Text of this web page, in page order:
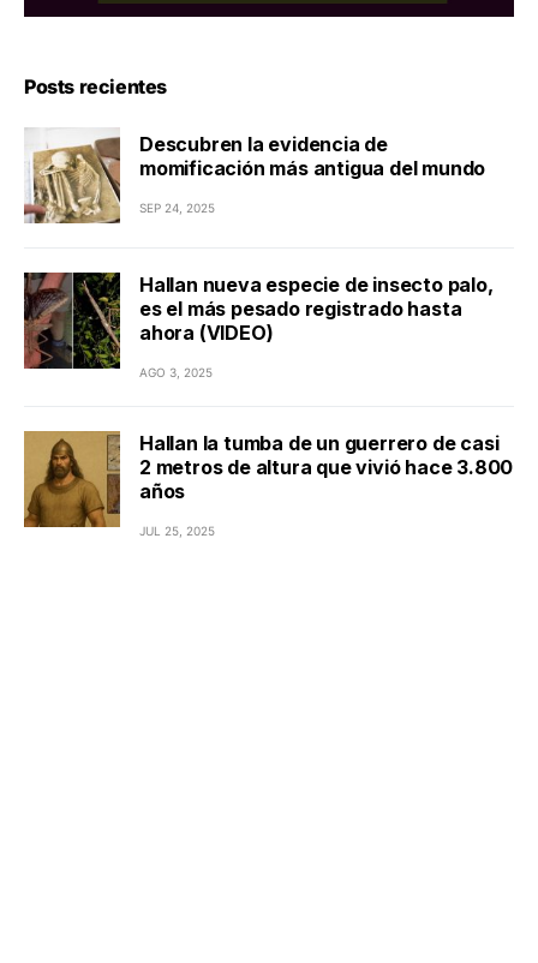
Posts recientes
Descubren la evidencia de
momificación más antigua del mundo
SEP 24, 2025
Hallan nueva especie de insecto palo,
es el más pesado registrado hasta
ahora (VIDEO)
AGO 3, 2025
Hallan la tumba de un guerrero de casi
2 metros de altura que vivió hace 3.800
años
JUL 25, 2025